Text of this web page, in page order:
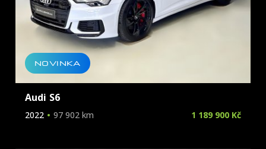
NOVINKA
Audi S6
2022 97 902 km 1 189 900 Kč